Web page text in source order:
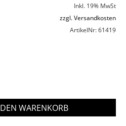
Inkl. 19% MwSt
zzgl. Versandkosten
ArtikelNr: 61419